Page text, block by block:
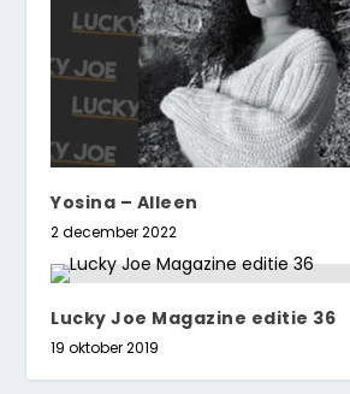
Yosina – Alleen
2 december 2022
Lucky Joe Magazine editie 36
19 oktober 2019